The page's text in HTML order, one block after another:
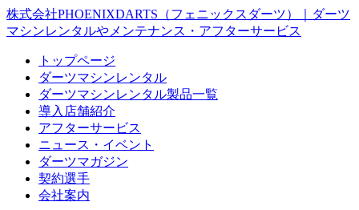
株式会社PHOENIXDARTS（フェニックスダーツ）｜ダーツ
マシンレンタルやメンテナンス・アフターサービス
トップページ
ダーツマシンレンタル
ダーツマシンレンタル製品一覧
導入店舗紹介
アフターサービス
ニュース・イベント
ダーツマガジン
契約選手
会社案内